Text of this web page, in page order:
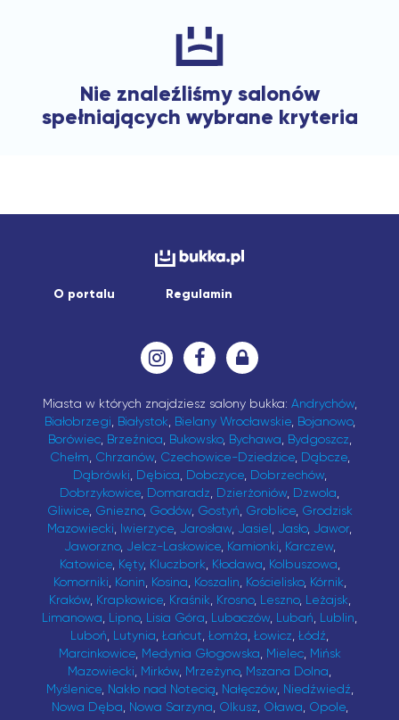
Nie znaleźliśmy salonów
spełniających wybrane kryteria
O portalu Regulamin
Miasta w których znajdziesz salony bukka: Andrychów,
Białobrzegi, Białystok, Bielany Wrocławskie, Bojanowo,
Borówiec, Brzeźnica, Bukowsko, Bychawa, Bydgoszcz,
Chełm, Chrzanów, Czechowice-Dziedzice, Dąbcze,
Dąbrówki, Dębica, Dobczyce, Dobrzechów,
Dobrzykowice, Domaradz, Dzierżoniów, Dzwola,
Gliwice, Gniezno, Godów, Gostyń, Groblice, Grodzisk
Mazowiecki, Iwierzyce, Jarosław, Jasiel, Jasło, Jawor,
Jaworzno, Jelcz-Laskowice, Kamionki, Karczew,
Katowice, Kęty, Kluczbork, Kłodawa, Kolbuszowa,
Komorniki, Konin, Kosina, Koszalin, Kościelisko, Kórnik,
Kraków, Krapkowice, Kraśnik, Krosno, Leszno, Leżajsk,
Limanowa, Lipno, Lisia Góra, Lubaczów, Lubań, Lublin,
Luboń, Lutynia, Łańcut, Łomża, Łowicz, Łódź,
Marcinkowice, Medynia Głogowska, Mielec, Mińsk
Mazowiecki, Mirków, Mrzeżyno, Mszana Dolna,
Myślenice, Nakło nad Notecią, Nałęczów, Niedźwiedź,
Nowa Dęba, Nowa Sarzyna, Olkusz, Oława, Opole,